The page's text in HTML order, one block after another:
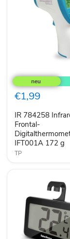
784258
Infrarot-
Frontal-
Digitalthermometer
IFT001A
172
g
€1,99
IR 784258
Frontal-
IFT001A 172 g
TP